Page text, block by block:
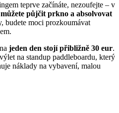
teprve začínáte, nezoufejte – v
můžete půjčit prkno a absolvovat
budete moci prozkoumávat
jeden den stojí přibližně 30 eur.
na standup paddleboardu, který
náklady na vybavení, malou